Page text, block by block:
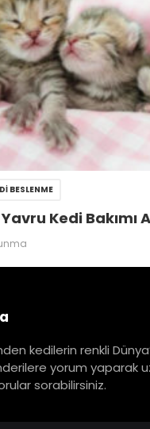
BESLENME
Kedi Bakımı
kedilerin renkli
yorum yaparak
sorabilirsiniz.